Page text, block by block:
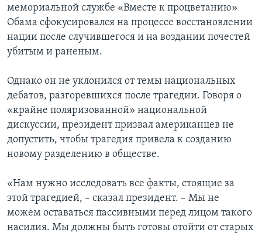
мемориальной службе «Вместе к процветанию»
Обама сфокусировался на процессе восстановлении
нации после случившегося и на воздании почестей
убитым и раненым.
Однако он не уклонился от темы национальных
дебатов, разгоревшихся после трагедии. Говоря о
«крайне поляризованной» национальной
дискуссии, президент призвал американцев не
допустить, чтобы трагедия привела к созданию
новому разделению в обществе.
«Нам нужно исследовать все факты, стоящие за
этой трагедией, – сказал президент. – Мы не
можем оставаться пассивными перед лицом такого
насилия. Мы должны быть готовы отойти от старых